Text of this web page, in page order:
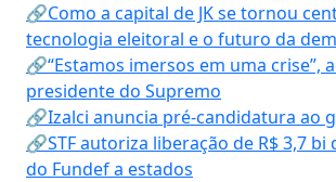
🔗Como a capital de JK se tornou
tecnologia eleitoral e o futuro da
🔗“Estamos imersos em uma crise”,
presidente do Supremo
🔗Izalci anuncia pré-candidatura ao
🔗STF autoriza liberação de R$ 3,7
do Fundef a estados